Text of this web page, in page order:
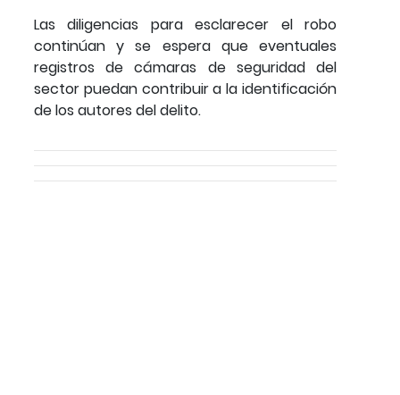
Las diligencias para esclarecer el robo
continúan y se espera que eventuales
registros de cámaras de seguridad del
sector puedan contribuir a la identificación
de los autores del delito.